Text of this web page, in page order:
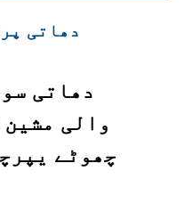
دھاتی
دھاتی
والی
چھوٹے